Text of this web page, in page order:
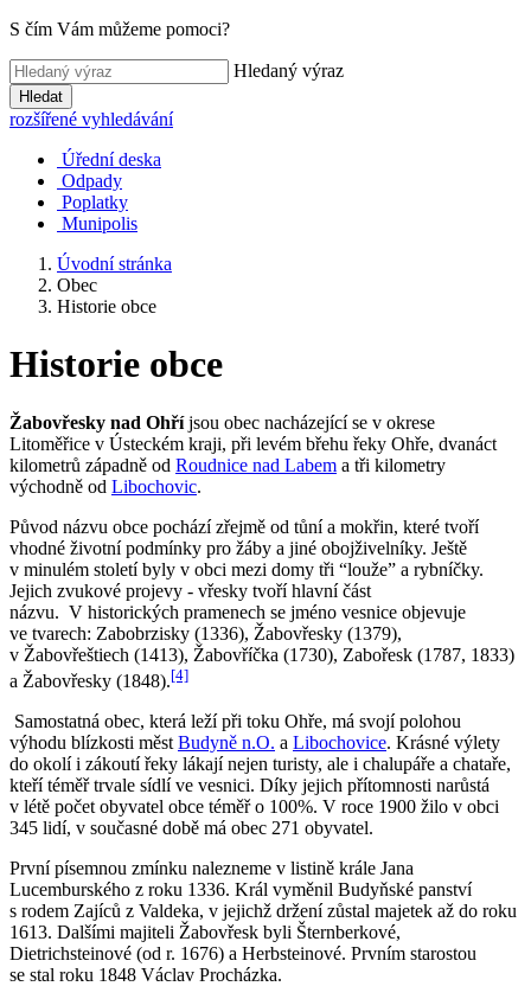
S čím Vám můžeme pomoci?
Hledaný výraz
Hledat
rozšířené vyhledávání
Úřední deska
Odpady
Poplatky
Munipolis
Úvodní stránka
Obec
Historie obce
Historie obce
Žabovřesky nad Ohříjsou obec nacházející se v okrese
Litoměřice v Ústeckém kraji, při levém břehu řeky Ohře, dvanáct
kilometrů západně od Roudnice nad Labem a tři kilometry
východně od Libochovic.
Původ názvu obce pochází zřejmě od tůní a mokřin, které tvoří
vhodné životní podmínky pro žáby a jiné obojživelníky. Ještě
v minulém století byly v obci mezi domy tři “louže” a rybníčky.
Jejich zvukové projevy - vřesky tvoří hlavní část
názvu. V historických pramenech se jméno vesnice objevuje
ve tvarech: Zabobrzisky (1336), Žabovřesky (1379),
v Žabovřeštiech (1413), Žabovříčka (1730), Zabořesk (1787, 1833)
a Žabovřesky (1848).[4]
Samostatná obec, která leží při toku Ohře, má svojí polohou
výhodu blízkosti měst Budyně n.O. a Libochovice. Krásné výlety
do okolí i zákoutí řeky lákají nejen turisty, ale i chalupáře a chataře,
kteří téměř trvale sídlí ve vesnici. Díky jejich přítomnosti narůstá
v létě počet obyvatel obce téměř o 100%. V roce 1900 žilo v obci
345 lidí, v současné době má obec 271 obyvatel.
První písemnou zmínku nalezneme v listině krále Jana
Lucemburského z roku 1336. Král vyměnil Budyňské panství
s rodem Zajíců z Valdeka, v jejichž držení zůstal majetek až do roku
1613. Dalšími majiteli Žabovřesk byli Šternberkové,
Dietrichsteinové (od r. 1676) a Herbsteinové. Prvním starostou
se stal roku 1848 Václav Procházka.